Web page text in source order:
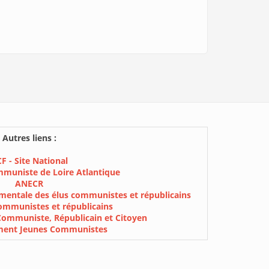
Autres liens :
- Site National
de Loire Atlantique
ANECR
des élus communistes et républicains
et républicains
Républicain et Citoyen
Jeunes Communistes